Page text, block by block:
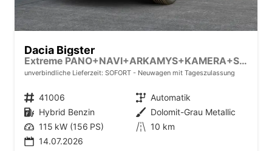
Dacia Bigster
Extreme PANO+NAVI+ARKAMYS+KAMERA+SHZ+LED+18"ALU
unverbindliche Lieferzeit: SOFORT Neuwagen mit Tageszulassung
Fahrzeugnr. 41006 Getriebe Automatik
Kraftstoff Hybrid Benzin Außenfarbe Dolomit-Grau Metallic
Leistung 115 kW (156 PS) Kilometerstand 10 km
14.07.2026